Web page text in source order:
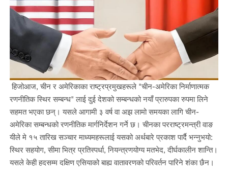
हिजोआज, चीन र अमेरिकाका राष्ट्रप्रमुखहरूले "चीन-अमेरिका निर्माणात्मक
रणनीतिक स्थिर सम्बन्ध" लाई दुई देशको सम्बन्धको नयाँ प्रारुपका रुपमा लिने
सहमत भएका छन्। यसले आगामी ३ वर्ष वा अझ लामो समयका लागि चीन-
अमेरिका सम्बन्धको रणनीतिक मार्गनिर्देशन गर्ने छ। चीनका परराष्ट्रमन्त्री वाङ
यीले मे १५ तारिख सञ्चार माध्यमहरूलाई यसको अर्थबारे प्रकाश पार्दै भन्नुभयो:
स्थिर सहयोग, सीमा भित्र प्रतिस्पर्धा, नियन्त्रणयोग्य मतभेद, दीर्घकालीन शान्ति।
यसले केही हदसम्म दक्षिण एसियाको बाह्य वातावरणको परिवर्तन पारिने शंका छैन।